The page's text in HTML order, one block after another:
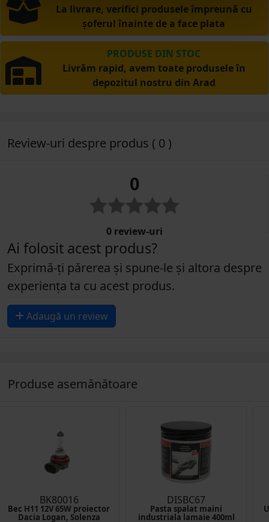
La livrare, verifici produsele împreună cu
șoferul înainte de a face plata
PRODUSE DIN STOC
Livrăm rapid, avem toate produsele în
depozitul nostru din Arad
Review-uri despre produs ( 0 )
0
0 review-uri
Ai folosit acest produs?
Exprimă-ți părerea și spune-le și altora despre
experiența ta cu acest produs.
Adaugă un review
Produse asemănătoare
BK80016
Bec H11 12V 65W proiector
Dacia Logan, Solenza
DISBC67
Pasta spalat maini
industriala lamaie 400ml